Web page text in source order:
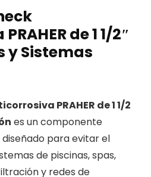
de 1 1/2″
y Sistemas
PRAHER de 1 1/2
es un componente
para evitar el
de piscinas, spas,
y redes de